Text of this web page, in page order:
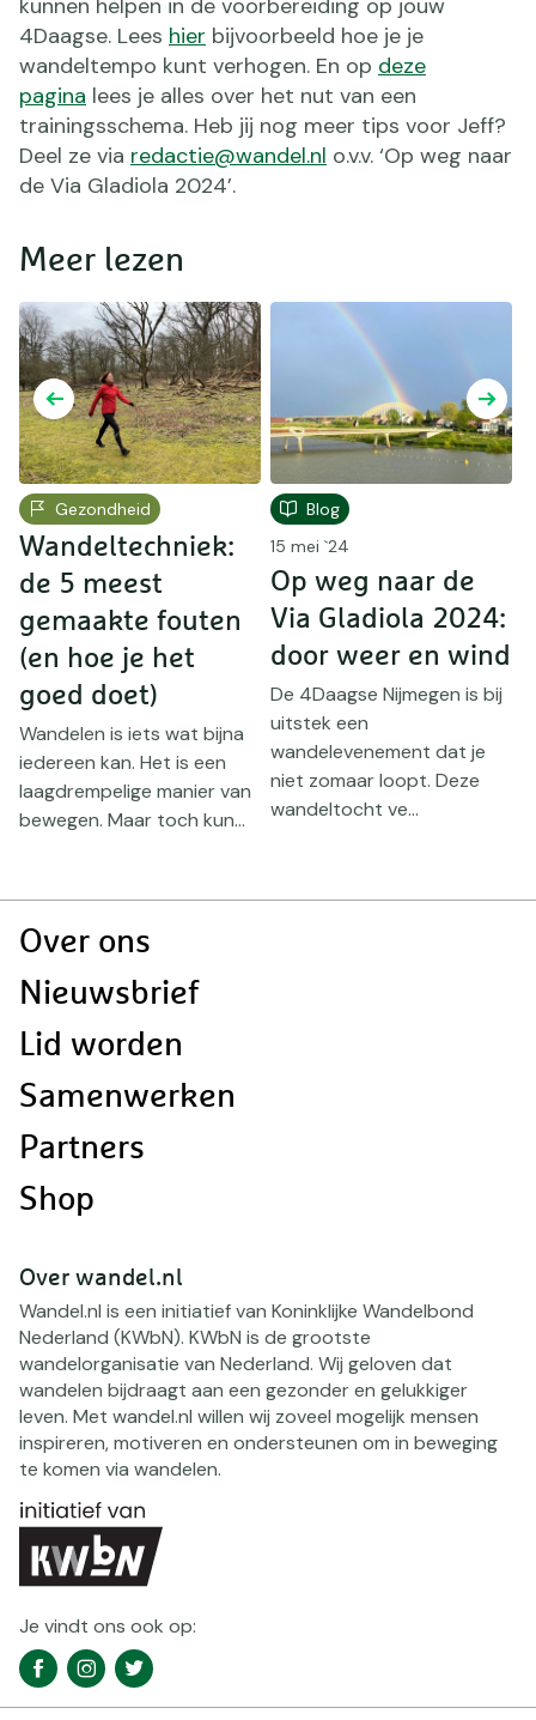
kunnen helpen in de voorbereiding op jouw
4Daagse. Lees hier bijvoorbeeld hoe je je
wandeltempo kunt verhogen. En op deze
pagina lees je alles over het nut van een
trainingsschema. Heb jij nog meer tips voor Jeff?
Deel ze via redactie@wandel.nl o.v.v. ‘Op weg naar
de Via Gladiola 2024’.
Meer lezen
Gezondheid
Wandeltechniek:
de 5 meest
gemaakte fouten
(en hoe je het
goed doet)
Wandelen is iets wat bijna
iedereen kan. Het is een
laagdrempelige manier van
bewegen. Maar toch kun...
Blog
15 mei `24
Op weg naar de
Via Gladiola 2024:
door weer en wind
De 4Daagse Nijmegen is bij
uitstek een
wandelevenement dat je
niet zomaar loopt. Deze
wandeltocht ve...
Doormat
Over ons
Nieuwsbrief
Lid worden
Samenwerken
Partners
Shop
Over wandel.nl
Wandel.nl is een initiatief van Koninklijke Wandelbond
Nederland (KWbN). KWbN is de grootste
wandelorganisatie van Nederland. Wij geloven dat
wandelen bijdraagt aan een gezonder en gelukkiger
leven. Met wandel.nl willen wij zoveel mogelijk mensen
inspireren, motiveren en ondersteunen om in beweging
te komen via wandelen.
Je vindt ons ook op:
Social
media
FacebookInstagramTwitter